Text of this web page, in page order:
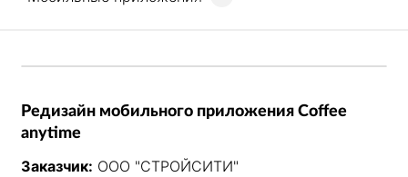
Редизайн мобильного приложения Coffee
anytime
Заказчик: ООО "СТРОЙСИТИ"